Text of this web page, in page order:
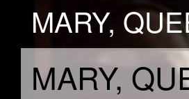
MARY,
MARY,